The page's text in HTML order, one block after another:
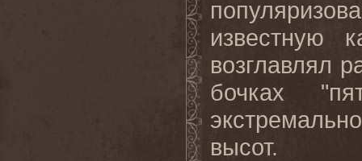
известную
возглавлял
бочках
высот.